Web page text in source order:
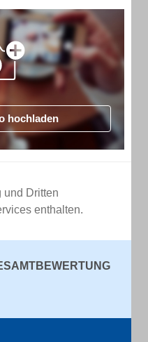
hochladen
und Dritten
enthalten.